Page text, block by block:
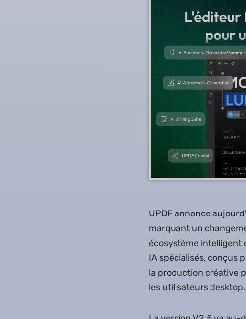
UPDF annonce
marquant un
écosystème intelligent
IA spécialisés, conçus
la production créative
les utilisateurs desktop.